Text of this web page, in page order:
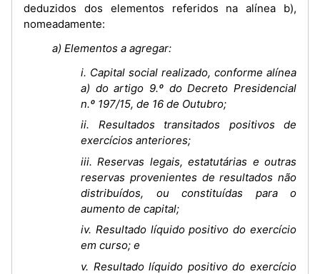
deduzidos dos elementos referidos na alínea b),
nomeadamente:
a) Elementos a agregar:
i. Capital social realizado, conforme alínea
a) do artigo 9.º do Decreto Presidencial
n.º 197/15, de 16 de Outubro;
ii. Resultados transitados positivos de
exercícios anteriores;
iii. Reservas legais, estatutárias e outras
reservas provenientes de resultados não
distribuídos, ou constituídas para o
aumento de capital;
iv. Resultado líquido positivo do exercício
em curso; e
v. Resultado líquido positivo do exercício